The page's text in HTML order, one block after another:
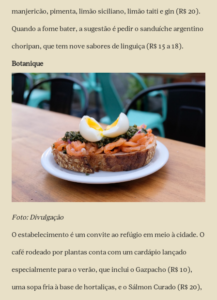
manjericão, pimenta, limão siciliano, limão taiti e gin (R$ 20).
Quando a fome bater, a sugestão é pedir o sanduíche argentino
choripan, que tem nove sabores de linguiça (R$ 15 a 18).
Botanique
Foto: Divulgação
O estabelecimento é um convite ao refúgio em meio à cidade. O
café rodeado por plantas conta com um cardápio lançado
especialmente para o verão, que inclui o Gazpacho (R$ 10),
uma sopa fria à base de hortaliças, e o Sálmon Curado (R$ 20),